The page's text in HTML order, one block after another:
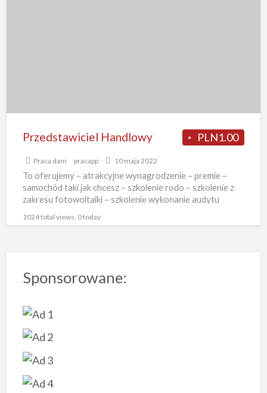
PLN1.00
Przedstawiciel Handlowy
Praca dam pracapp 10 maja 2022
To oferujemy – atrakcyjne wynagrodzenie – premie –
samochód taki jak chcesz – szkolenie rodo – szkolenie z
zakresu fotowoltaiki – szkolenie wykonanie audytu
1024 total views, 0 today
Sponsorowane: